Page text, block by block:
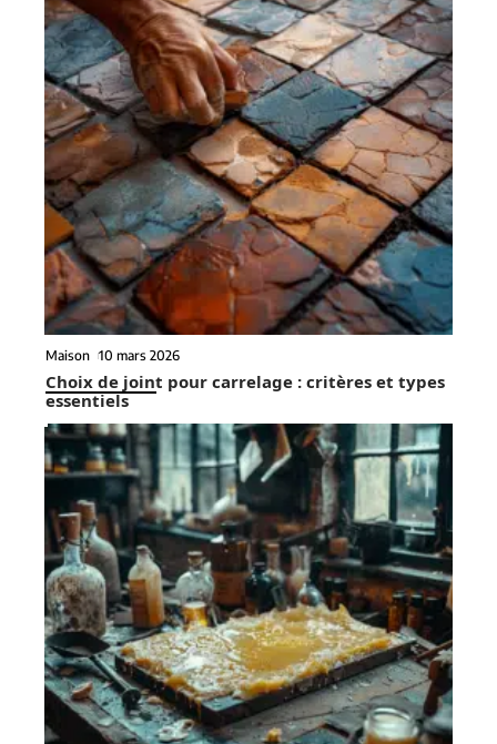
Maison 10 mars 2026
Choix de joint pour carrelage : critères et types
essentiels